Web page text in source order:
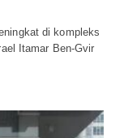
di kompleks
Itamar Ben-Gvir